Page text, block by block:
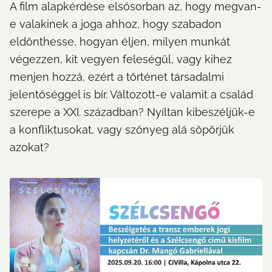
A film alapkérdése elsősorban az, hogy megvan-
e valakinek a joga ahhoz, hogy szabadon
eldönthesse, hogyan éljen, milyen munkát
végezzen, kit vegyen feleségül, vagy kihez
menjen hozzá, ezért a történet társadalmi
jelentőséggel is bír. Változott-e valamit a család
szerepe a XXI. században? Nyíltan kibeszéljük-e
a konfliktusokat, vagy szőnyeg alá söpörjük
azokat?